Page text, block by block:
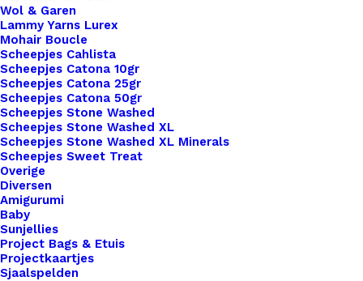
Wol & Garen
Lammy Yarns Lurex
Mohair Boucle
Scheepjes Cahlista
Scheepjes Catona 10gr
Scheepjes Catona 25gr
Scheepjes Catona 50gr
Scheepjes Stone Washed
Scheepjes Stone Washed XL
Scheepjes Stone Washed XL Minerals
Scheepjes Sweet Treat
Overige
Diversen
Amigurumi
Baby
Sunjellies
Project Bags & Etuis
Projectkaartjes
Sjaalspelden
Overzicht
Nog meer leuks!